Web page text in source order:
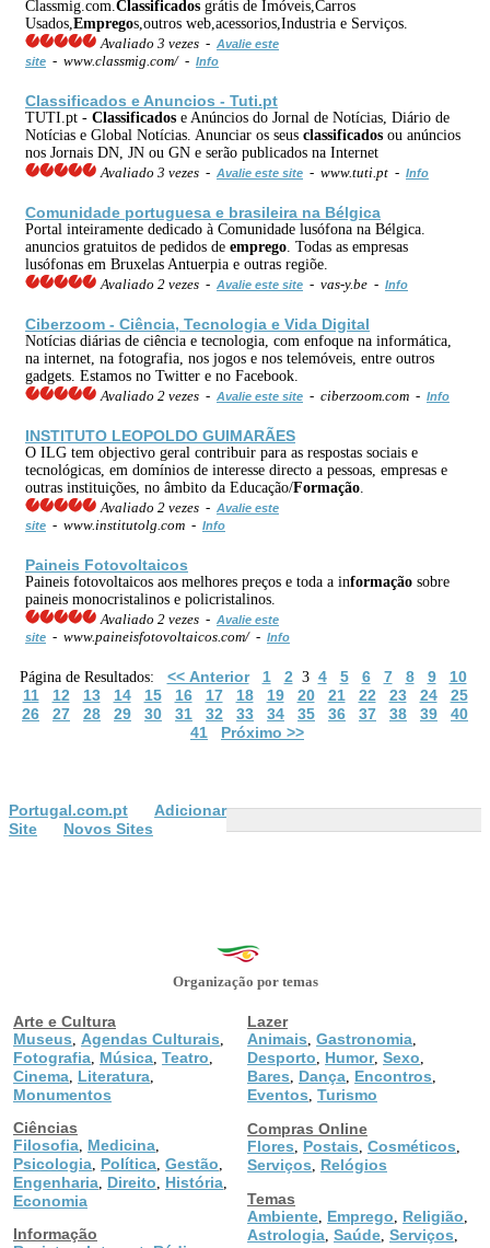
Classmig.com. Classificados grátis de Imóveis,Carros
Usados, Empregos,outros web,acessorios,Industria e Serviços.
Avaliado 3 vezes - Avalie este
site - www.classmig.com/ - Info
Classificados e Anuncios - Tuti.pt
TUTI.pt - Classificados e Anúncios do Jornal de Notícias, Diário de
Notícias e Global Notícias. Anunciar os seus classificados ou anúncios
nos Jornais DN, JN ou GN e serão publicados na Internet
Avaliado 3 vezes - Avalie este site - www.tuti.pt - Info
Comunidade portuguesa e brasileira na Bélgica
Portal inteiramente dedicado à Comunidade lusófona na Bélgica.
anuncios gratuitos de pedidos de emprego . Todas as empresas
lusófonas em Bruxelas Antuerpia e outras regiõe.
Avaliado 2 vezes - Avalie este site - vas-y.be - Info
Ciberzoom - Ciência, Tecnologia e Vida Digital
Notícias diárias de ciência e tecnologia, com enfoque na informática,
na internet, na fotografia, nos jogos e nos telemóveis, entre outros
gadgets. Estamos no Twitter e no Facebook.
Avaliado 2 vezes - Avalie este site - ciberzoom.com - Info
INSTITUTO LEOPOLDO GUIMARÃES
O ILG tem objectivo geral contribuir para as respostas sociais e
tecnológicas, em domínios de interesse directo a pessoas, empresas e
outras instituições, no âmbito da Educação/Formação
Avaliado 2 vezes - Avalie este
site - www.institutolg.com - Info
Paineis Fotovoltaicos
Paineis fotovoltaicos aos melhores preços e toda a informação sobre
paineis monocristalinos e policristalinos.
Avaliado 2 vezes - Avalie este
site - www.paineisfotovoltaicos.com/ - Info
Página de Resultados: << Anterior 1 2 3 4 5 6 7 8 9
10
11
12 13 14 15 16 17 18 19 20 21 22 23 24
25
26
27 28 29 30 31 32 33 34 35 36 37 38 39
40
41
Próximo >>
Portugal.com.pt
Adicionar
Site
Novos Sites
Organização por temas
Arte e Cultura
Museus
Agendas Culturais
Fotografia Música Teatro
Cinema Literatura
Monumentos
Ciências
Filosofia Medicina
Psicologia Política Gestão
Engenharia Direito História
Economia
Informação
Lazer
Animais Gastronomia
Desporto Humor, Sexo
Bares Dança Encontros
Eventos Turismo
Compras Online
Flores
Postais Cosméticos
Serviços
Relógios
Temas
Ambiente Emprego Religião
Astrologia Saúde Serviços